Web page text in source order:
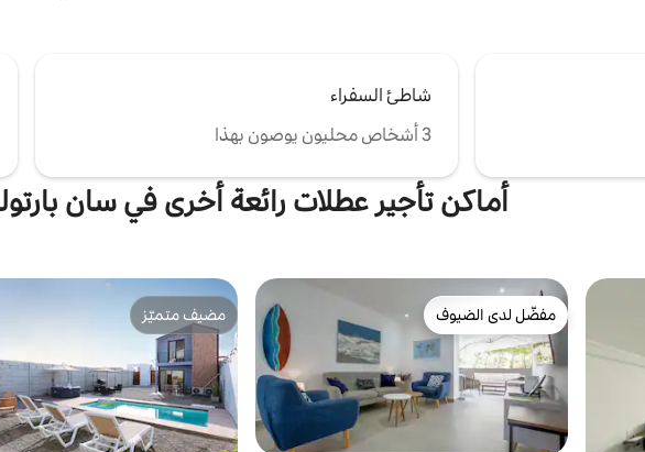
شاطئ السفراء
3 أشخاص محليون يوصون بهذا
أماكن تأجير عطلات رائعة أخرى في سان
مفضّل لدى الضيوف
مفضّل لدى الضيوف
مضيف متميّز
مضيف متميّز